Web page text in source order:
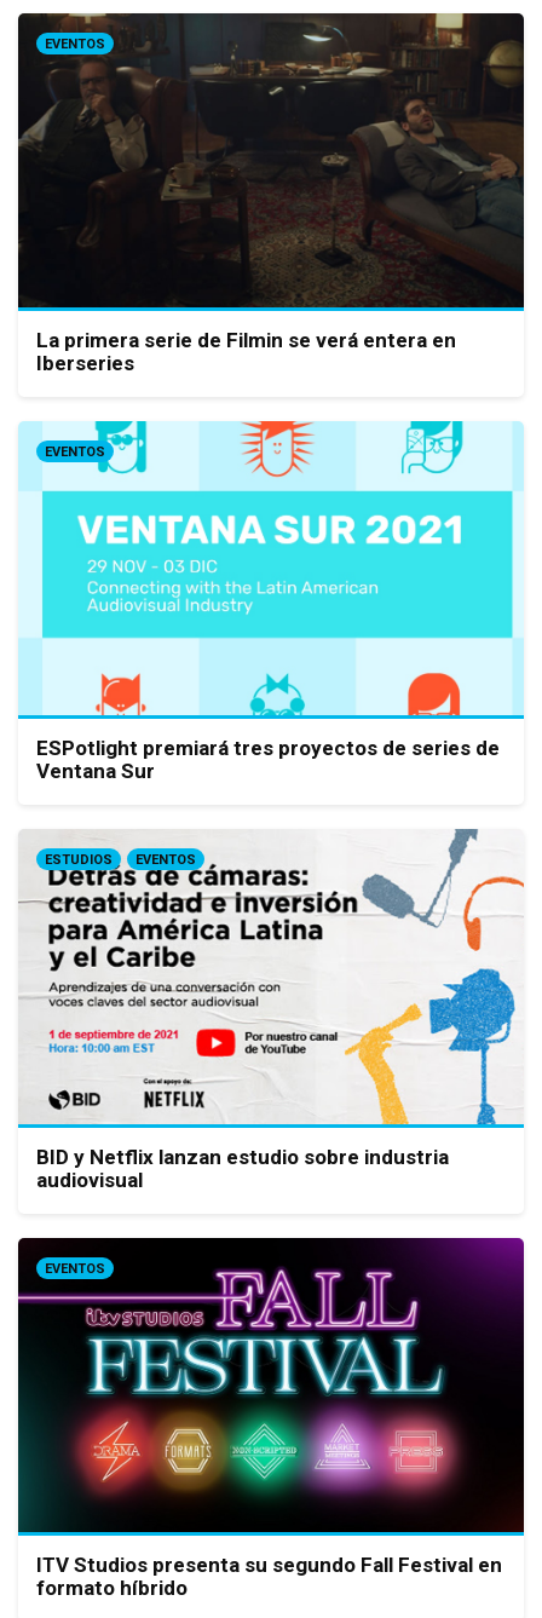
EVENTOS
La primera serie de Filmin se verá entera en
Iberseries
EVENTOS
ESPotlight premiará tres proyectos de series de
Ventana Sur
ESTUDIOS EVENTOS
BID y Netflix lanzan estudio sobre industria
audiovisual
EVENTOS
ITV Studios presenta su segundo Fall Festival en
formato híbrido